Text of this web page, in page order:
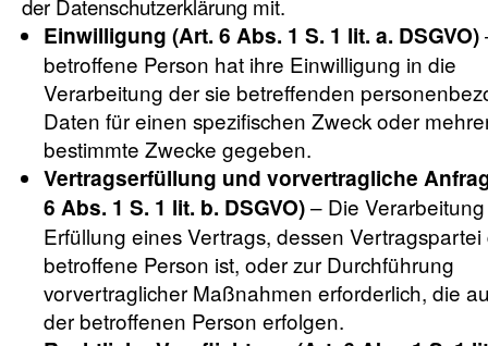
der Datenschutzerklärung mit.
Einwilligung (Art. 6 Abs. 1 S. 1 lit. a. DSGVO)
betroffene Person hat ihre Einwilligung in die
Verarbeitung der sie betreffenden
Daten für einen spezifischen Zweck oder
bestimmte Zwecke gegeben.
Vertragserfüllung und vorvertragliche
6 Abs. 1 S. 1 lit. b. DSGVO)– Die
Erfüllung eines Vertrags, dessen Vertragspartei
betroffene Person ist, oder zur Durchführung
vorvertraglicher Maßnahmen erforderlich, die
der betroffenen Person erfolgen.